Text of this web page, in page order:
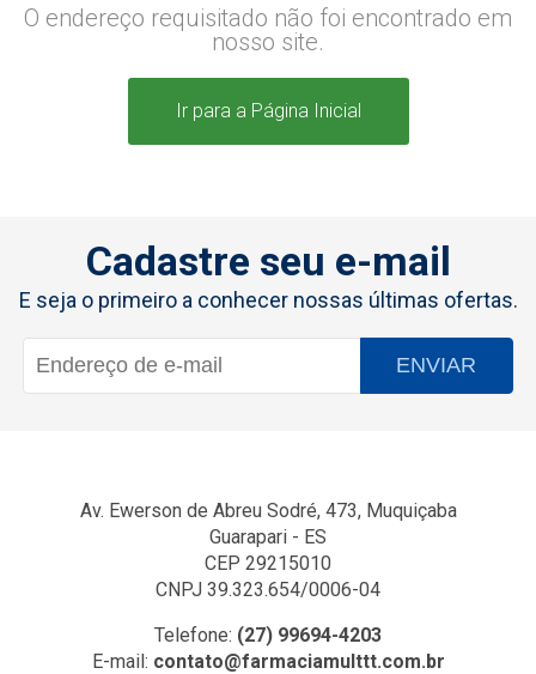
O endereço requisitado não foi encontrado em
nosso site.
Ir para a Página Inicial
Cadastre seu e-mail
E seja o primeiro a conhecer nossas últimas ofertas.
ENVIAR
Av. Ewerson de Abreu Sodré, 473, Muquiçaba
Guarapari - ES
CEP 29215010
CNPJ 39.323.654/0006-04
Telefone: (27) 99694-4203
E-mail: contato@farmaciamulttt.com.br